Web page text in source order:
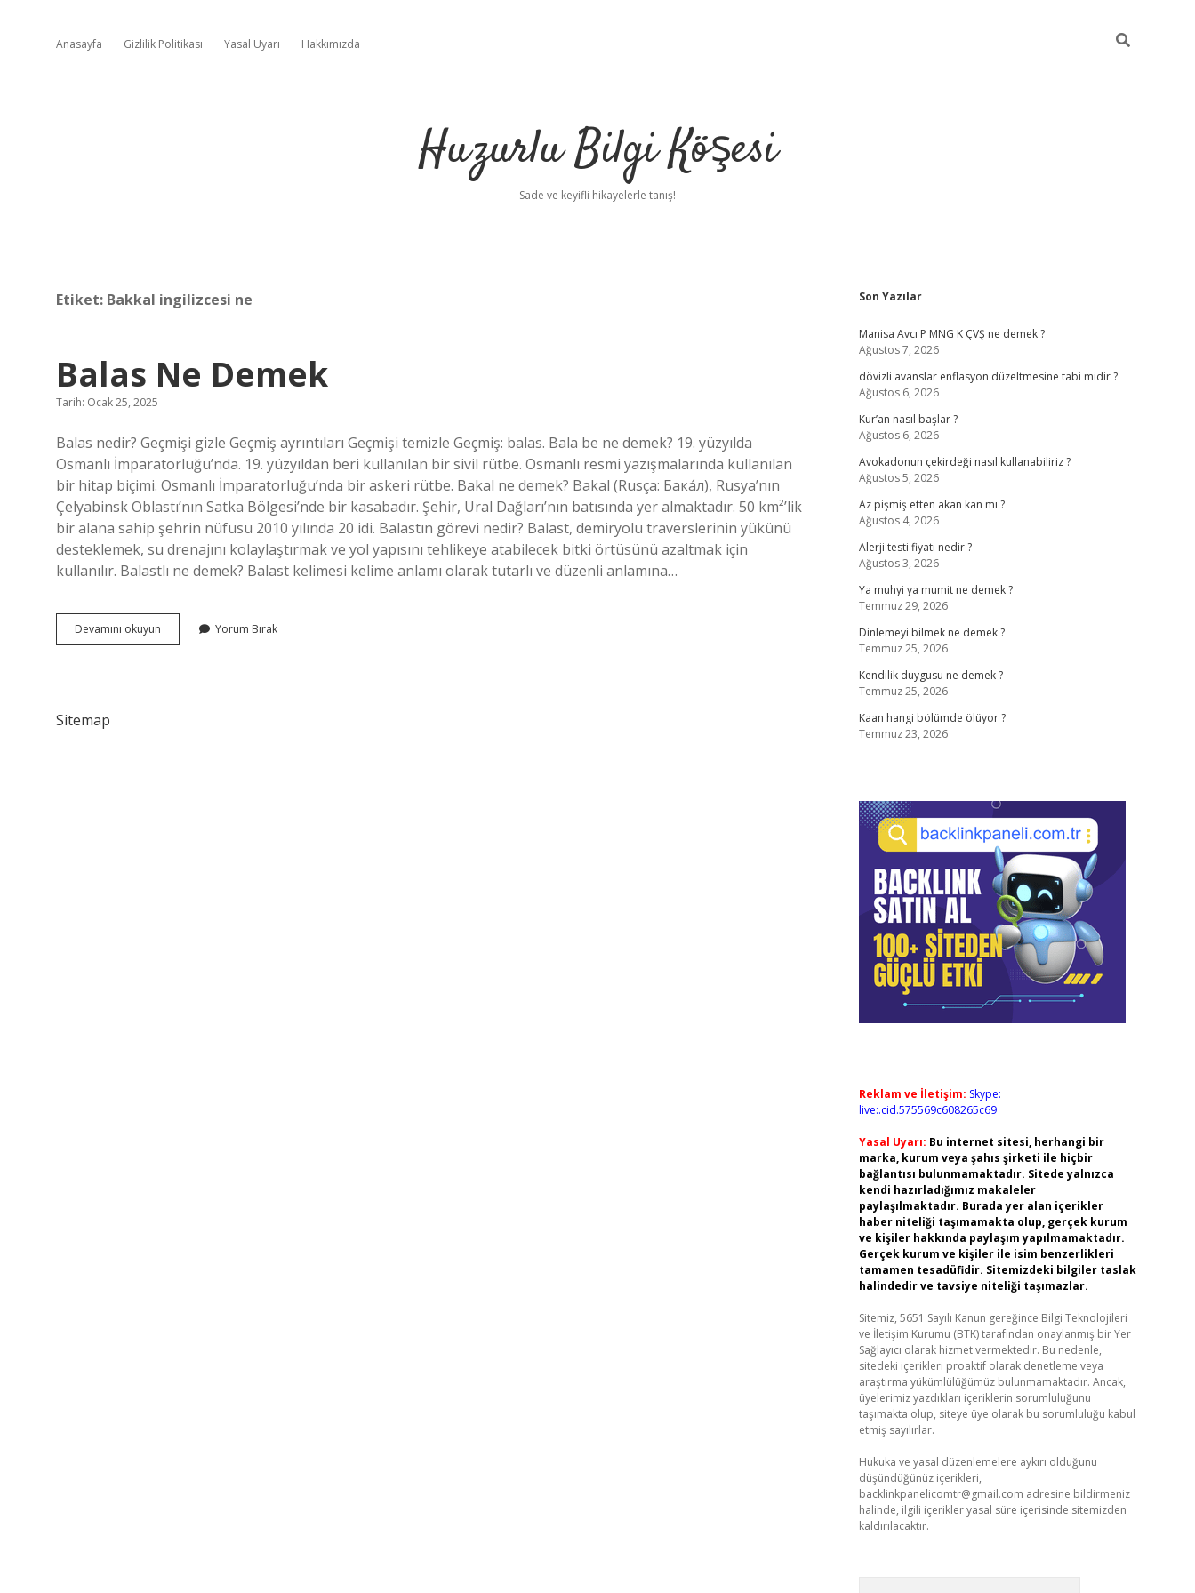
Anasayfa Gizlilik Politikası Yasal Uyarı Hakkımızda
Huzurlu Bilgi Köşesi
Sade ve keyifli hikayelerle tanış!
Etiket: Bakkal ingilizcesi ne
Balas Ne Demek
Tarih: Ocak 25, 2025
Balas nedir? Geçmişi gizle Geçmiş ayrıntıları Geçmişi temizle Geçmiş: balas. Bala be ne demek? 19. yüzyılda
Osmanlı İmparatorluğu’nda. 19. yüzyıldan beri kullanılan bir sivil rütbe. Osmanlı resmi yazışmalarında kullanılan
bir hitap biçimi. Osmanlı İmparatorluğu’nda bir askeri rütbe. Bakal ne demek? Bakal (Rusça: Бака́л), Rusya’nın
Çelyabinsk Oblastı’nın Satka Bölgesi’nde bir kasabadır. Şehir, Ural Dağları’nın batısında yer almaktadır. 50 km²’lik
bir alana sahip şehrin nüfusu 2010 yılında 20 idi. Balastın görevi nedir? Balast, demiryolu traverslerinin yükünü
desteklemek, su drenajını kolaylaştırmak ve yol yapısını tehlikeye atabilecek bitki örtüsünü azaltmak için
kullanılır. Balastlı ne demek? Balast kelimesi kelime anlamı olarak tutarlı ve düzenli anlamına…
Devamını okuyun
Ne
Yorum Bırak
Sitemap
Sidebar
Son Yazılar
Manisa Avcı P MNG K ÇVŞ ne demek ?
Ağustos 7, 2026
dövizli avanslar enflasyon düzeltmesine tabi midir ?
Ağustos 6, 2026
Kur’an nasıl başlar ?
Ağustos 6, 2026
Avokadonun çekirdeği nasıl kullanabiliriz ?
Ağustos 5, 2026
Az pişmiş etten akan kan mı ?
Ağustos 4, 2026
Alerji testi fiyatı nedir ?
Ağustos 3, 2026
Ya muhyi ya mumit ne demek ?
Temmuz 29, 2026
Dinlemeyi bilmek ne demek ?
Temmuz 25, 2026
Kendilik duygusu ne demek ?
Temmuz 25, 2026
Kaan hangi bölümde ölüyor ?
Temmuz 23, 2026
Reklam ve İletişim: Skype:
live:.cid.575569c608265c69
Yasal Uyarı: Bu internet sitesi, herhangi bir
marka, kurum veya şahıs şirketi ile hiçbir
bağlantısı bulunmamaktadır. Sitede yalnızca
kendi hazırladığımız makaleler
paylaşılmaktadır. Burada yer alan içerikler
haber niteliği taşımamakta olup, gerçek kurum
ve kişiler hakkında paylaşım yapılmamaktadır.
Gerçek kurum ve kişiler ile isim benzerlikleri
tamamen tesadüfidir. Sitemizdeki bilgiler taslak
halindedir ve tavsiye niteliği taşımazlar.
Sitemiz, 5651 Sayılı Kanun gereğince Bilgi Teknolojileri
ve İletişim Kurumu (BTK) tarafından onaylanmış bir Yer
Sağlayıcı olarak hizmet vermektedir. Bu nedenle,
sitedeki içerikleri proaktif olarak denetleme veya
araştırma yükümlülüğümüz bulunmamaktadır. Ancak,
üyelerimiz yazdıkları içeriklerin sorumluluğunu
taşımakta olup, siteye üye olarak bu sorumluluğu kabul
etmiş sayılırlar.
Hukuka ve yasal düzenlemelere aykırı olduğunu
düşündüğünüz içerikleri,
backlinkpanelicomtr@gmail.com adresine bildirmeniz
halinde, ilgili içerikler yasal süre içerisinde sitemizden
kaldırılacaktır.